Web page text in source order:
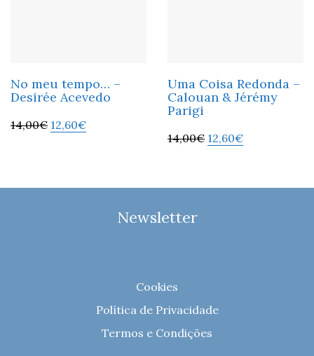
No meu tempo… –
Desirée Acevedo
14,00€ 12,60€
Uma Coisa Redonda –
Calouan & Jérémy
Parigi
14,00€ 12,60€
Newsletter
Cookies
Política de Privacidade
Termos e Condições